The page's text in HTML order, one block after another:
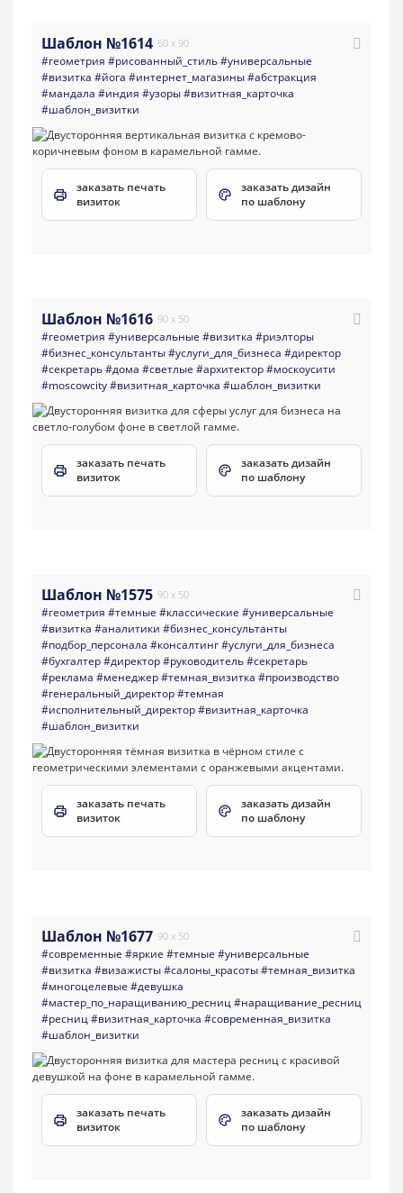
Шаблон №1614 50 x 90
#геометрия #рисованный_стиль#универсальные
#визитка #йога #интернет_магазины#абстракция
#мандала #индия #узоры#визитная_карточка
#шаблон_визитки
заказать печать
визиток
заказать дизайн
по шаблону
Шаблон №1616 90 x 50
#геометрия #универсальные #визитка #риэлторы
#бизнес_консультанты#услуги_для_бизнеса #директор
#секретарь#дома #светлые #архитектор#москоусити
#moscowcity#визитная_карточка #шаблон_визитки
заказать печать
визиток
заказать дизайн
по шаблону
Шаблон №1575 90 x 50
#геометрия #темные #классические #универсальные
#визитка #аналитики #бизнес_консультанты
#подбор_персонала #консалтинг#услуги_для_бизнеса
#бухгалтер#директор#руководитель#секретарь
#реклама #менеджер#темная_визитка #производство
#генеральный_директор#темная
#исполнительный_директор#визитная_карточка
#шаблон_визитки
заказать печать
визиток
заказать дизайн
по шаблону
Шаблон №1677 90 x 50
#современные #яркие #темные #универсальные
#визитка #визажисты#салоны_красоты#темная_визитка
#многоцелевые #девушка
#мастер_по_наращиванию_ресниц#наращивание_ресниц
#ресниц#визитная_карточка #современная_визитка
#шаблон_визитки
заказать печать
визиток
заказать дизайн
по шаблону